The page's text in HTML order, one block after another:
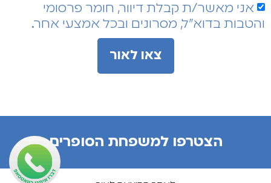
אני מאשר/ת קבלת דיוור, חומר פרסומי
והטבות בדוא"ל, מסרונים ובכל אמצעי אחר.
צאו לאור
הצטרפו למשפחת הסופרים